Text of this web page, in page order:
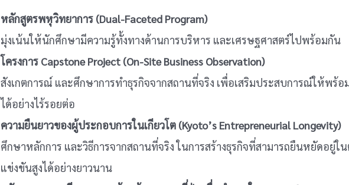
หลักสูตรพหุวิทยาการ (Dual-Faceted Program)
มุ่งเน้นให้นักศึกษามีความรู้ทั้งทางด้านการบริหาร และเศรษฐศาสตร์ไปพร้อมกัน
โครงการ Capstone Project (On-Site Business Observation)
สังเกตการณ์ และศึกษาการทำธุรกิจจากสถานที่จริง เพื่อเสริมประสบการณ์ให้พร้อ
ได้อย่างไร้รอยต่อ
ความยืนยาวของผู้ประกอบการในเกียวโต (Kyoto’s Entrepreneurial Longevity)
ศึกษาหลักการ และวิธีการจากสถานที่จริง ในการสร้างธุรกิจที่สามารถยืนหยัดอยู่ใ
แข่งขันสูงได้อย่างยาวนาน